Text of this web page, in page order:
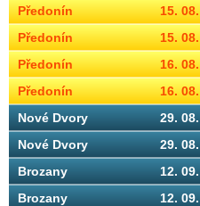
Předonín
15. 08.
Předonín
15. 08.
Předonín
16. 08.
Předonín
16. 08.
Nové Dvory
29. 08.
Nové Dvory
29. 08.
Brozany
12. 09.
Brozany
12. 09.